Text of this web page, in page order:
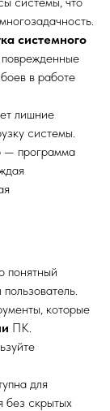
системного
в работе
лишние
системы.
— программа
понятный
которые
ПК.
для
без скрытых